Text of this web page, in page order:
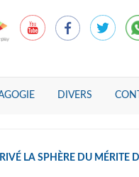
DIVERS
LA SPHÈRE DU MÉRITE